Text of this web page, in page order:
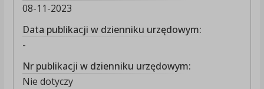
08-11-2023
Data publikacji w dzienniku urzędowym:
-
Nr publikacji w dzienniku urzędowym:
Nie dotyczy